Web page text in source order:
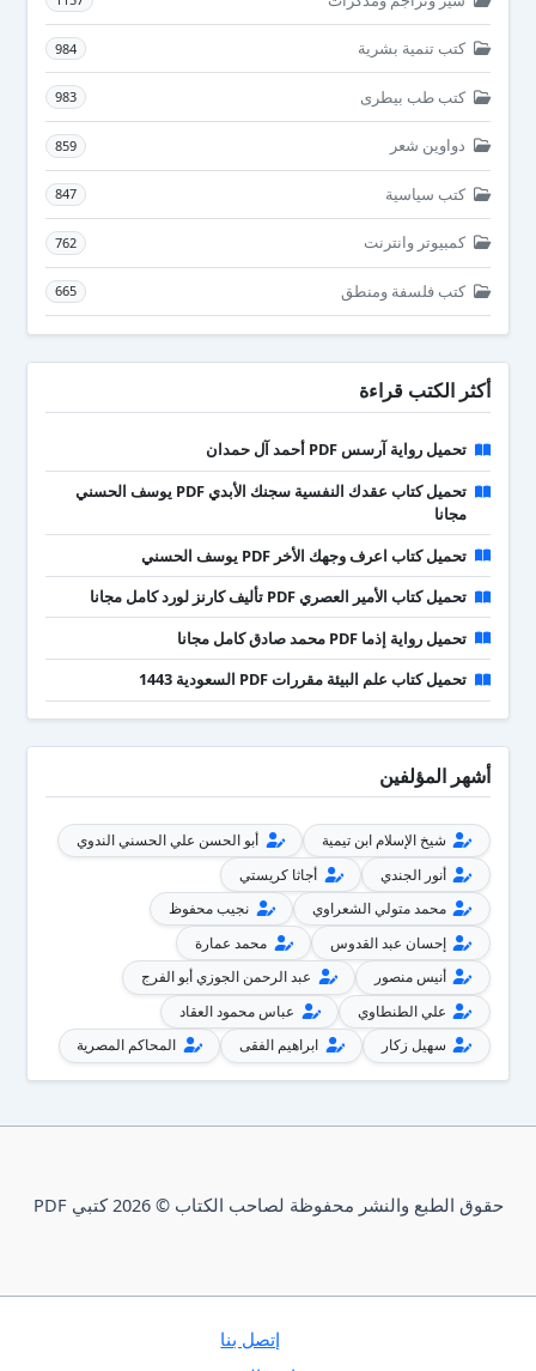
كتب تنمية بشرية 984
كتب طب بيطرى 983
دواوين شعر 859
كتب سياسية 847
كمبيوتر وانترنت 762
كتب فلسفة ومنطق 665
أكثر الكتب قراءة
تحميل رواية آرسس PDF أحمد آل حمدان
تحميل كتاب عقدك النفسية سجنك الأبدي PDF يوسف الحسني
مجانا
تحميل كتاب اعرف وجهك الأخر PDF يوسف الحسني
تحميل كتاب الأمير العصري PDF تأليف كارنز لورد كامل مجانا
تحميل رواية إذما PDF محمد صادق كامل مجانا
تحميل كتاب علم البيئة مقررات PDF السعودية 1443
أشهر المؤلفين
شيخ الإسلام ابن تيمية
أبو الحسن علي الحسني الندوي
أنور الجندي
أجاثا كريستي
محمد متولي الشعراوي
نجيب محفوظ
إحسان عبد القدوس
محمد عمارة
أنيس منصور
عبد الرحمن الجوزي أبو الفرج
علي الطنطاوي
عباس محمود العقاد
سهيل زكار
ابراهيم الفقى المحاكم المصرية
حقوق الطبع والنشر محفوظة لصاحب الكتاب © 2026 كتبي PDF
إتصل بنا